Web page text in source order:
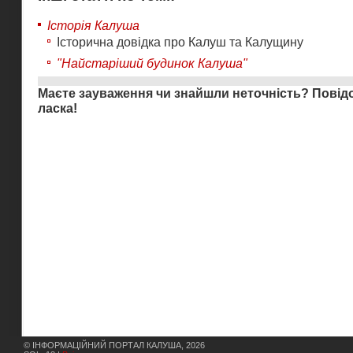
Історія Калуша
Історична довідка про Калуш та Калущину
"Найстаріший будинок Калуша"
Маєте зауваження чи знайшли неточність?
ласка!
© ІНФОРМАЦІЙНИЙ ПОРТАЛ КАЛУША, 2026